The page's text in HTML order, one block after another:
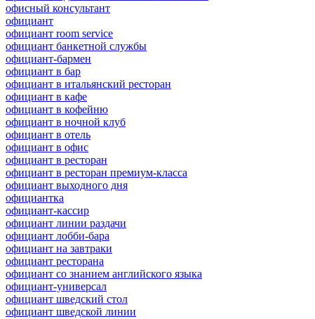
офисный консультант
официант
официант room service
официант банкетной службы
официант-бармен
официант в бар
официант в итальянский ресторан
официант в кафе
официант в кофейню
официант в ночной клуб
официант в отель
официант в офис
официант в ресторан
официант в ресторан премиум-класса
официант выходного дня
официантка
официант-кассир
официант линии раздачи
официант лобби-бара
официант на завтраки
официант ресторана
официант со знанием английского языка
официант-универсал
официант шведский стол
официант шведской линии